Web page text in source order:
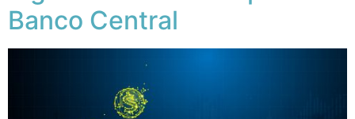
Banco Central